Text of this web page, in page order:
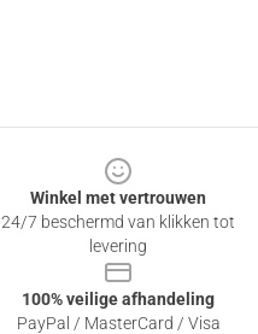
Winkel met vertrouwen
24/7 beschermd van klikken tot
levering
100% veilige afhandeling
PayPal / MasterCard / Visa